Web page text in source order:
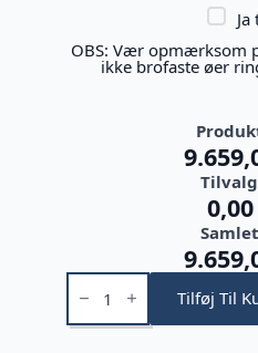
Ja
OBS: Vær opmærksom
ikke brofaste øer
Glasdør4
1½-
antal
Tilføj Til